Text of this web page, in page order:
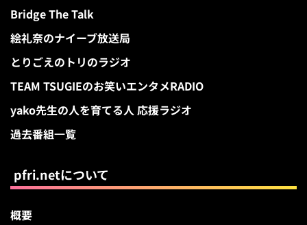
Bridge The Talk
絵礼奈のナイーブ放送局
とりごえのトリのラジオ
TEAM TSUGIEのお笑いエンタメRADIO
yako先生の人を育てる人 応援ラジオ
過去番組一覧
pfri.netについて
概要